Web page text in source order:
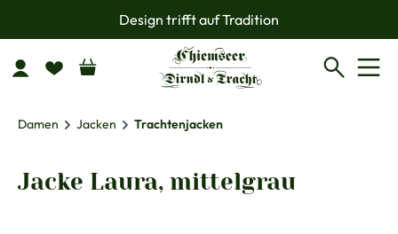
Zum Hauptinhalt springenDesign trifft auf Tradition
Damen Jacken Trachtenjacken
Jacke Laura, mittelgrau